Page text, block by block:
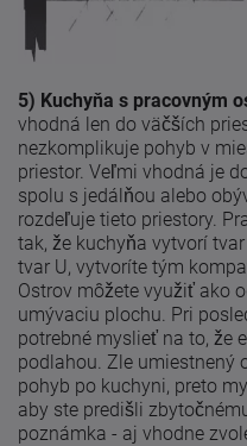
5) Kuchyňa s pracovným
vhodná len do väčších
nezkomplikuje pohyb v
priestor. Veľmi vhodná je
spolu s jedálňou alebo
rozdeľuje tieto priestory.
tak, že kuchyňa vytvorí
tvar U, vytvoríte tým
Ostrov môžete využiť ako
umývaciu plochu. Pri
potrebné myslieť na to, že
podlahou. Zle umiestnený
pohyb po kuchyni, preto
aby ste predišli
poznámka - aj vhodne